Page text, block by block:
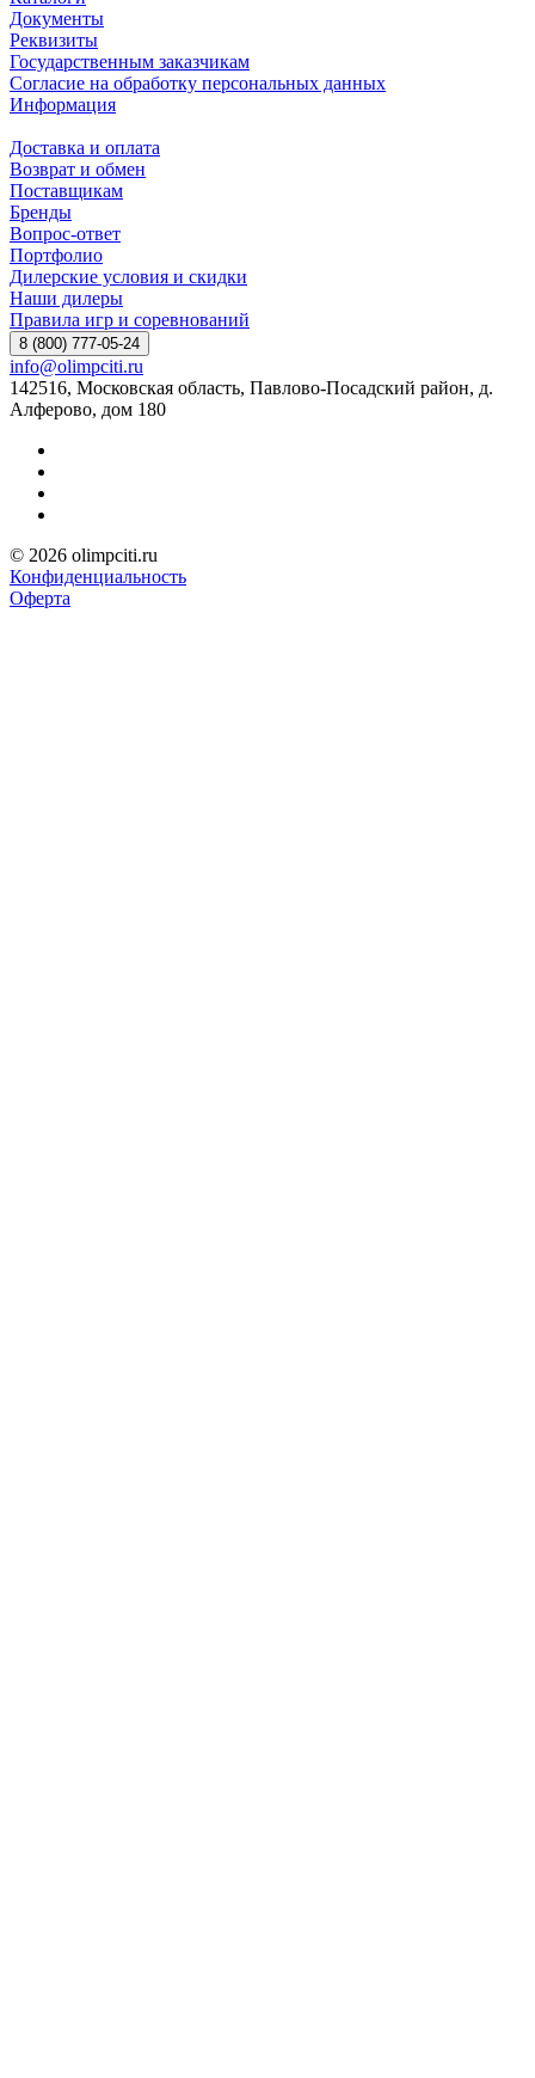
Документы
Реквизиты
Государственным заказчикам
Согласие на обработку персональных данных
Информация
Доставка и оплата
Возврат и обмен
Поставщикам
Бренды
Вопрос-ответ
Портфолио
Дилерские условия и скидки
Наши дилеры
Правила игр и соревнований
8 (800) 777-05-24
info@olimpciti.ru
142516, Московская область, Павлово-Посадский район, д.
Алферово, дом 180
© 2026 olimpciti.ru
Конфиденциальность
Оферта